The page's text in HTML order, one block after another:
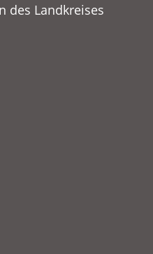
des Landkreises